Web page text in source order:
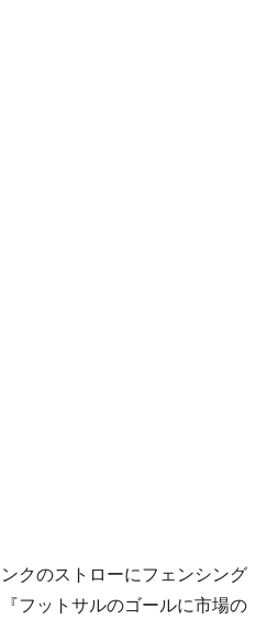
クのストローにフェンシング
フットサルのゴールに市場の